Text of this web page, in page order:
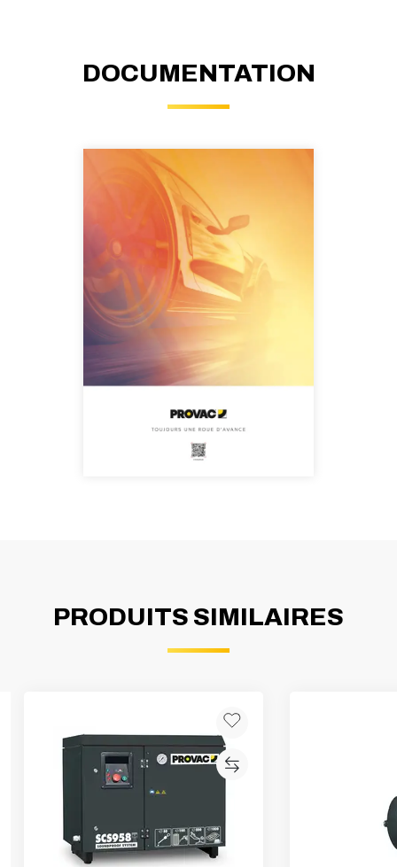
DOCUMENTATION
PRODUITS SIMILAIRES